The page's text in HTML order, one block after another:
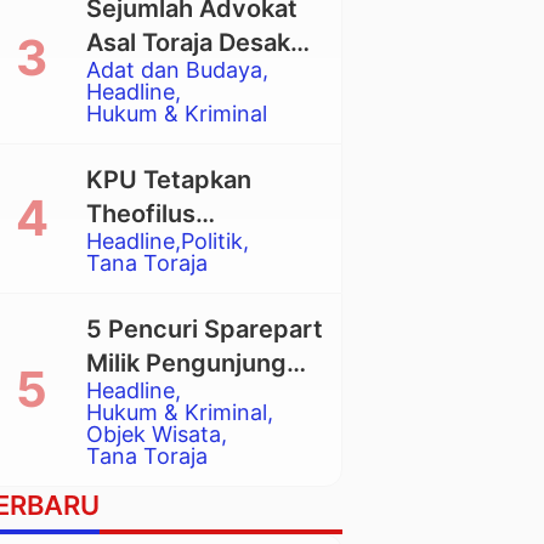
Adat dan Budaya
Headline
Hukum & Kriminal
Sejumlah Advokat
Asal Toraja Desak
Mahkamah Agung
Larang Penggunaan
Eksekusi Rumah
Adat Tongkonan
Headline Politik
Tana Toraja
KPU Tetapkan
Theofilus
Allorerung dan
Zadrak Tombe
sebagai Bupati dan
Wakil Bupati Tana
Toraja Terpilih
Headline
Hukum & Kriminal
Objek Wisata
Tana Toraja
5 Pencuri Sparepart
Milik Pengunjung
Objek Wisata
Pango-Pango
Ditangkap Polisi